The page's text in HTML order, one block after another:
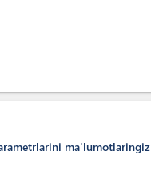
ma'lumotlaringiz